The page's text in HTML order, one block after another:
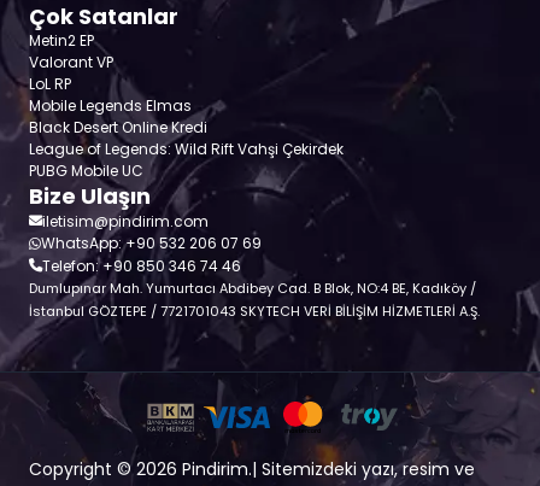
Çok Satanlar
Metin2 EP
Valorant VP
LoL RP
Mobile Legends Elmas
Black Desert Online Kredi
League of Legends: Wild Rift Vahşi Çekirdek
PUBG Mobile UC
Bize Ulaşın
iletisim@pindirim.com
WhatsApp: +90 532 206 07 69
Telefon: +90 850 346 74 46
Dumlupınar Mah. Yumurtacı Abdibey Cad. B Blok, NO:4 BE, Kadıköy /
İstanbul GÖZTEPE / 7721701043 SKYTECH VERİ BİLİŞİM HİZMETLERİ A.Ş.
Copyright © 2026 Pindirim.| Sitemizdeki yazı, resim ve